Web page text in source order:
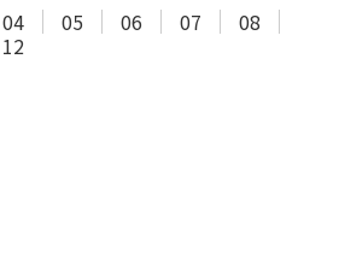
04 05 06 07
08
12